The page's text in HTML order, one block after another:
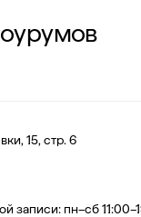
15, стр. 6
записи: пн–сб